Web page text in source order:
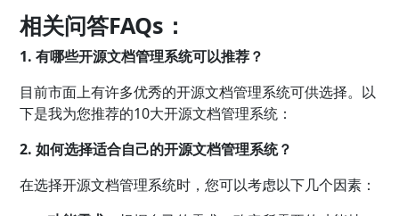
相关问答FAQs：
1. 有哪些开源文档管理系统可以推荐？
目前市面上有许多优秀的开源文档管理系统可供选择。以
下是我为您推荐的10大开源文档管理系统：
2. 如何选择适合自己的开源文档管理系统？
在选择开源文档管理系统时，您可以考虑以下几个因素：